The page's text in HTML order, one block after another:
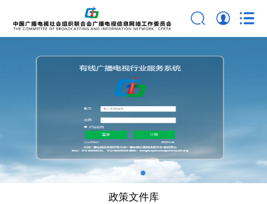
政策文件库